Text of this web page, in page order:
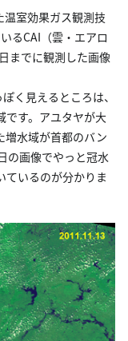
室効果ガス観測技
るCAI（雲・エアロ
までに観測した画像
く見えるところは、
です。アユタヤが大
増水域が首都のバン
の画像でやっと冠水
ているのが分かりま